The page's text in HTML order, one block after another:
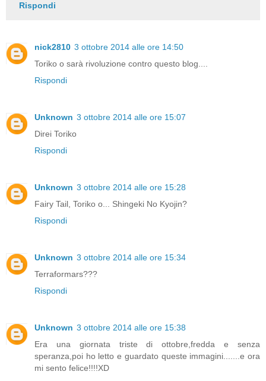
Rispondi
nick2810 3 ottobre 2014 alle ore 14:50
Toriko o sarà rivoluzione contro questo blog....
Rispondi
Unknown 3 ottobre 2014 alle ore 15:07
Direi Toriko
Rispondi
Unknown 3 ottobre 2014 alle ore 15:28
Fairy Tail, Toriko o... Shingeki No Kyojin?
Rispondi
Unknown 3 ottobre 2014 alle ore 15:34
Terraformars???
Rispondi
Unknown 3 ottobre 2014 alle ore 15:38
Era una giornata triste di ottobre,fredda e senza
speranza,poi ho letto e guardato queste immagini.......e ora
mi sento felice!!!!XD